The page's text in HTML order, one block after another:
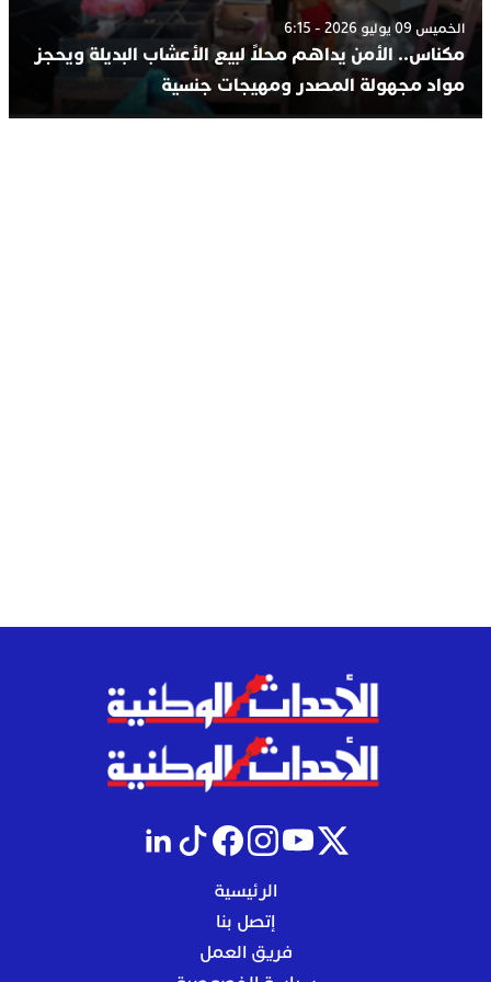
الخميس 09 يوليو 2026 - 6:15
مكناس.. الأمن يداهم محلاً لبيع الأعشاب البديلة ويحجز
مواد مجهولة المصدر ومهيجات جنسية
الرئيسية
إتصل بنا
فريق العمل